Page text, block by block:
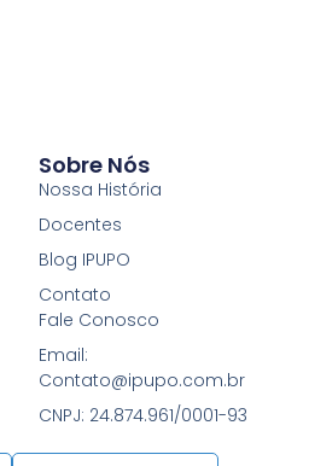
Sobre Nós
Nossa História
Docentes
Blog IPUPO
Contato
Fale Conosco
Email:
Contato@ipupo.com.br
CNPJ: 24.874.961/0001-93